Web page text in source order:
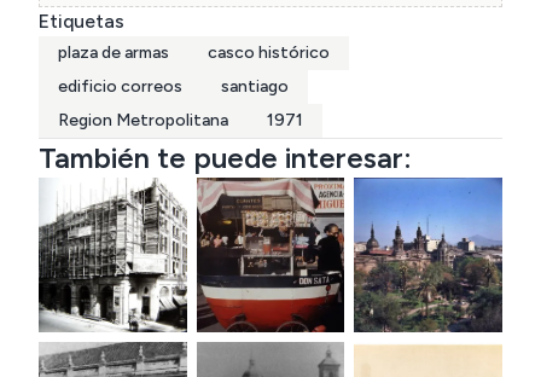
Etiquetas
plaza de armas
casco histórico
edificio correos
santiago
Region Metropolitana
1971
También te puede interesar: